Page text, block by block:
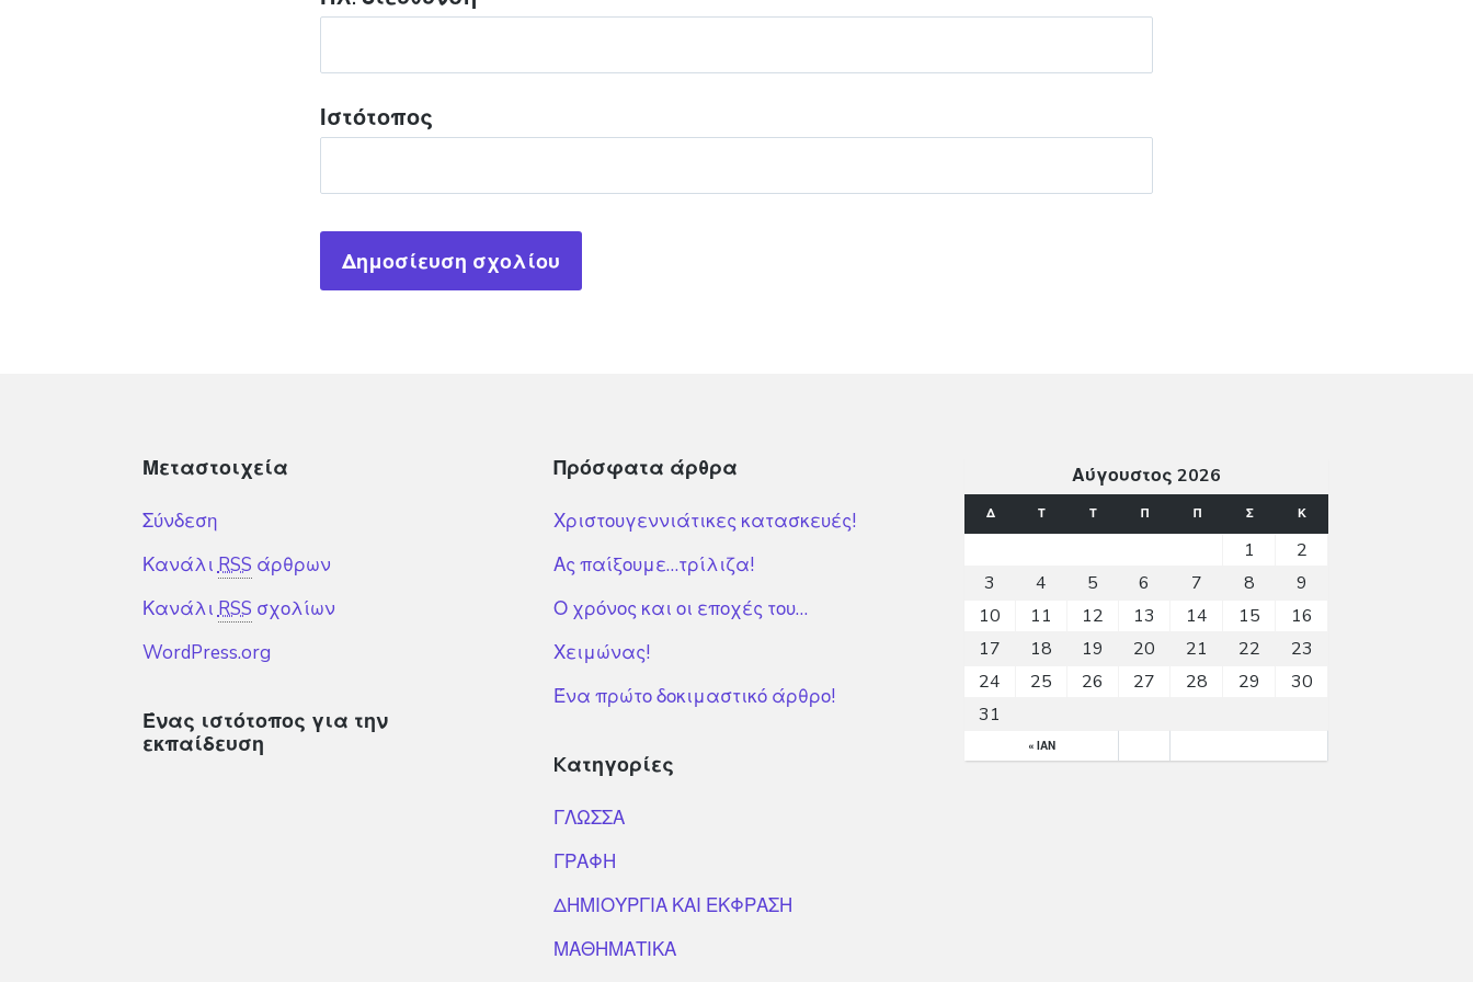
Ιστότοπος
Μεταστοιχεία
Σύνδεση
ΚανάλιRSS άρθρων
ΚανάλιRSS σχολίων
WordPress.org
Ένας ιστότοπος για την
εκπαίδευση
Πρόσφατα άρθρα
Χριστουγεννιάτικες κατασκευές!
Ας παίξουμε…τρίλιζα!
Ο χρόνος και οι εποχές του…
Χειμώνας!
Ένα πρώτο δοκιμαστικό άρθρο!
Kατηγορίες
ΓΛΩΣΣΑ
ΓΡΑΦΗ
ΔΗΜΙΟΥΡΓΙΑ ΚΑΙ ΕΚΦΡΑΣΗ
ΜΑΘΗΜΑΤΙΚΑ
Αύγουστος 2026
Δ Τ Τ Π Π Σ Κ
« ΙΑΝ
1
2
3
4 5 6 7 8
9
10
11 12 13 14 15
16
17
18 19 20 21 22
23
24
25 26 27 28 29
30
31